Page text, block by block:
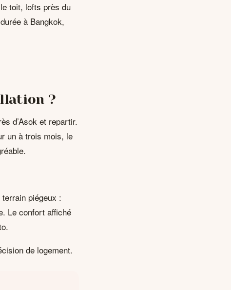
toit, lofts près du
à Bangkok,
?
d’Asok et repartir.
un à trois mois, le
piégeux :
Le confort affiché
de logement.